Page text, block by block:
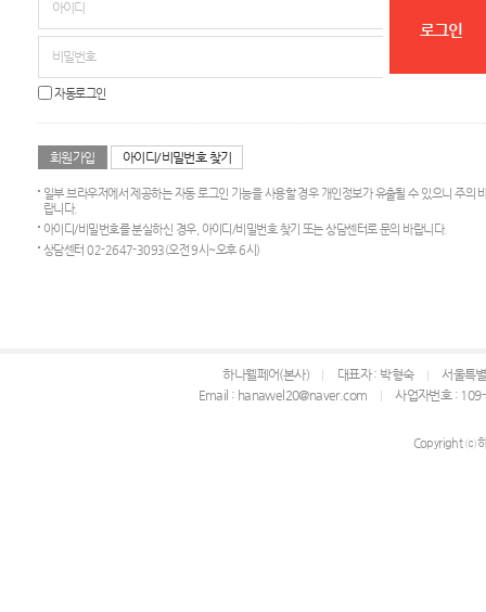
자동로그인
회원가입 아이디/비밀번호 찾기
일부 브라우저에서 제공하는 자동 로그인 기능을 사용할 경우 개인정보가 유출될 수 있으니 주의
랍니다.
아이디/비밀번호를 분실하신 경우, 아이디/비밀번호 찾기 또는 상담센터로 문의 바랍니다.
상담센터 02-2647-3093(오전 9시~오후 6시)
하나웰페어(본사) 대표자 : 박형숙
서울특
Email : hanawel20@naver.com
사업자번호 :
Copyright ⓒ